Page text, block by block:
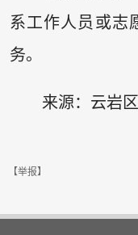
系工作人员或志
务。
来源：云岩
【举报】